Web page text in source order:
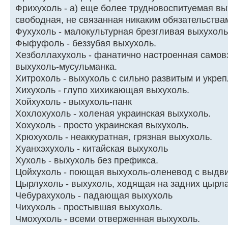
Фрихухоль - а) еще более трудновоспитуемая
свободная, не связанная никаким
Фухухоль - малокультурная брезгливая
Фыфуфоль - беззубая выхухоль.
Хезболлахухоль - фанатично настроенная
выхухоль-мусульманка.
Хитрохоль - выхухоль с сильно развитым и
Хихухоль - глупо хихикающая выхухоль.
Хойхухоль - выхухоль-панк
Хохлохухоль - холеная украинская выхухоль.
Хохухоль - просто украинская выхухоль.
Хрюхухоль - неаккуратная, грязная выхухоль.
Хуанхэхухоль - китайская выхухоль
Хухоль - выхухоль без префикса.
Цойхухоль - поющая выхухоль-оленевод с
Цырлухоль - выхухоль, ходящая на задних
Чебуpахухоль - падающая выхухоль
Чихyхоль - пpостывшая выхyхоль.
Чмохухоль - всеми отверженная выхухоль.